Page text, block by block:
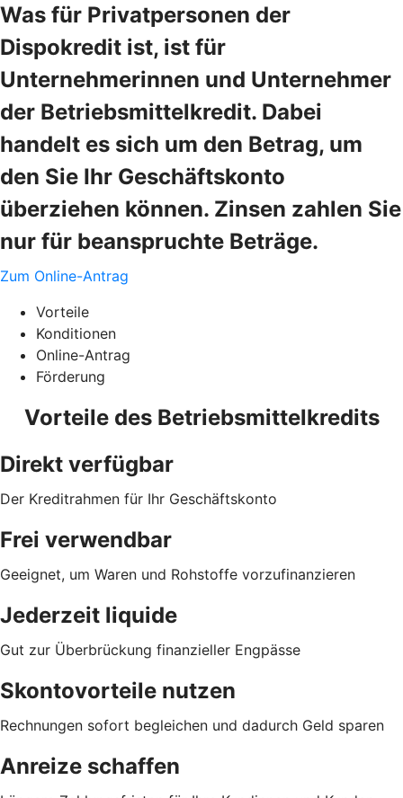
Was für Privatpersonen der
Dispokredit ist, ist für
Unternehmerinnen und Unternehmer
der Betriebsmittelkredit. Dabei
handelt es sich um den Betrag, um
den Sie Ihr Geschäftskonto
überziehen können. Zinsen zahlen Sie
nur für beanspruchte Beträge.
Zum Online-Antrag
Vorteile
Konditionen
Online-Antrag
Förderung
Vorteile des Betriebsmittelkredits
Direkt verfügbar
Der Kreditrahmen für Ihr Geschäftskonto
Frei verwendbar
Geeignet, um Waren und Rohstoffe vorzufinanzieren
Jederzeit liquide
Gut zur Überbrückung finanzieller Engpässe
Skontovorteile nutzen
Rechnungen sofort begleichen und dadurch Geld sparen
Anreize schaffen